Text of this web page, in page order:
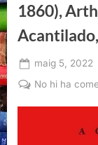
1860),
Posted
on
maig 5, 2022
No hi ha